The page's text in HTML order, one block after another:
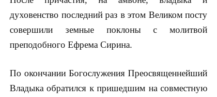
духовенство последний раз в этом Великом посту
совершили земные поклоны с молитвой
преподобного Ефрема Сирина.
По окончании Богослужения Преосвященнейший
Владыка обратился к пришедшим на совместную